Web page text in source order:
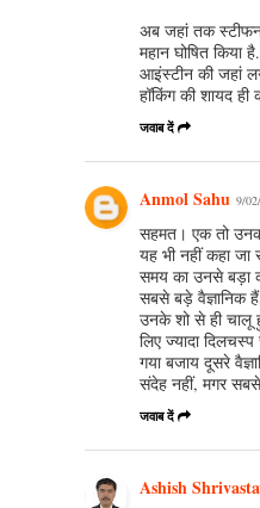
अब जहां तक स्टीफन
महान घोषित किया
आइंस्टीन की जहां
हॉकिंग की शायद ही
जवाब दें
Anmol Sahu 9/
सहमत। एक तो
यह भी नहीं कहा जा
समय का उनसे बड़ा
सबसे बड़े वैज्ञानिक
उनके शो से ही चालू
लिए ज्यादा
गया बजाय दूसरे
संदेह नहीं, मगर
जवाब दें
Ashish